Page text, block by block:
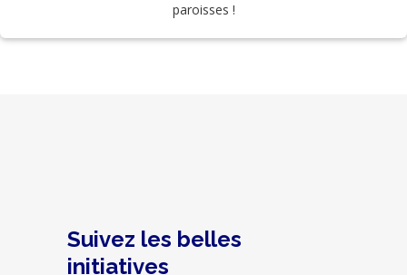
paroisses !
Suivez les belles
initiatives